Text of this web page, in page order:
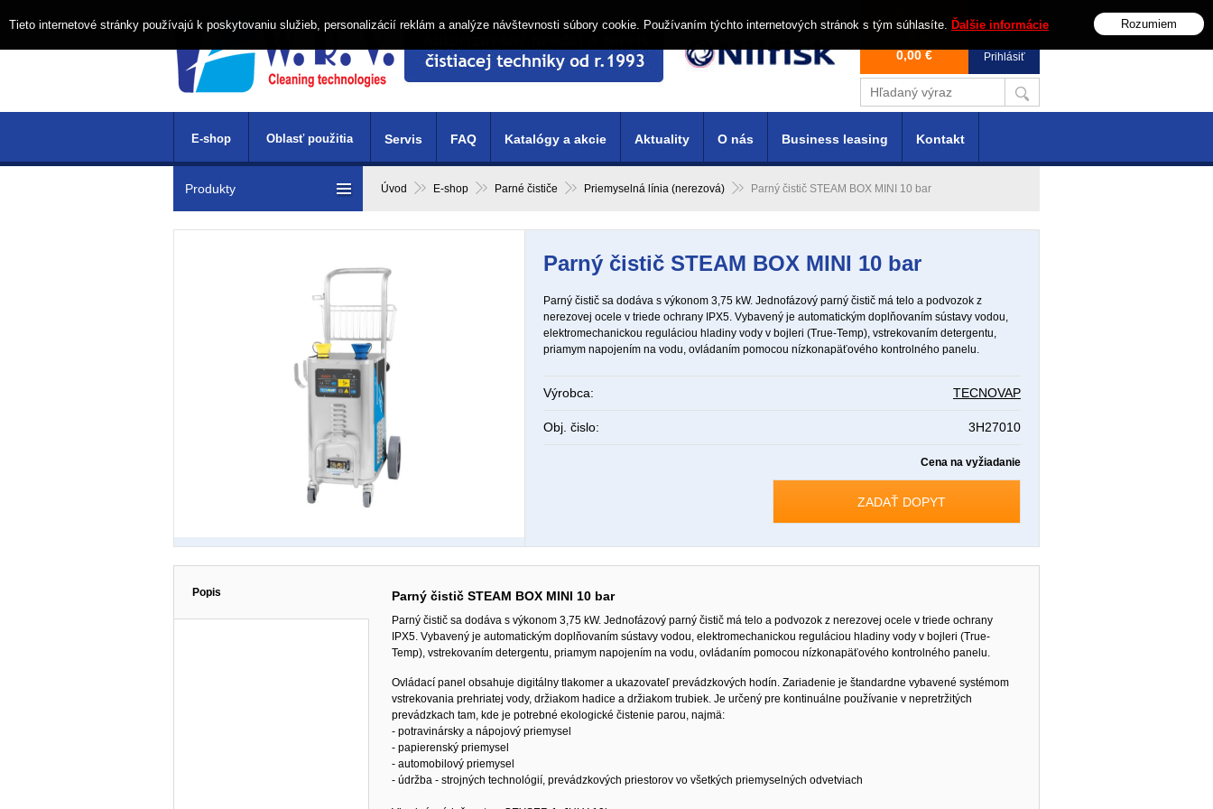
Prihlásiť
0,00 €
Úvod E-shop Parné čističe Priemyselná línia (nerezová) Parný čistič STEAM BOX MINI 10 bar
Parný čistič STEAM BOX MINI 10 bar
Parný čistič sa dodáva s výkonom 3,75 kW. Jednofázový parný čistič má telo a podvozok z
nerezovej ocele v triede ochrany IPX5. Vybavený je automatickým doplňovaním sústavy vodou,
elektromechanickou reguláciou hladiny vody v bojleri (True-Temp), vstrekovaním detergentu,
priamym napojením na vodu, ovládaním pomocou nízkonapäťového kontrolného panelu.
Výrobca: TECNOVAP
Obj. čislo: 3H27010
Cena na vyžiadanie
ZADAŤ DOPYT
Popis Parný čistič STEAM BOX MINI 10 bar
Parný čistič sa dodáva s výkonom 3,75 kW. Jednofázový parný čistič má telo a podvozok z nerezovej ocele v triede ochrany
IPX5. Vybavený je automatickým doplňovaním sústavy vodou, elektromechanickou reguláciou hladiny vody v bojleri (True-
Temp), vstrekovaním detergentu, priamym napojením na vodu, ovládaním pomocou nízkonapäťového kontrolného panelu.
Ovládací panel obsahuje digitálny tlakomer a ukazovateľ prevádzkových hodín. Zariadenie je štandardne vybavené systémom
vstrekovania prehriatej vody, držiakom hadice a držiakom trubiek. Je určený pre kontinuálne používanie v nepretržitých
prevádzkach tam, kde je potrebné ekologické čistenie parou, najmä:
- potravinársky a nápojový priemysel
- papierenský priemysel
- automobilový priemysel
- údržba - strojných technológií, prevádzkových priestorov vo všetkých priemyselných odvetviach
Produkty
E-shop Oblasť použitia Servis FAQ Katalógy a akcie Aktuality O nás Business leasing Kontakt
Tieto internetové stránky používajú k poskytovaniu služieb, personalizácií reklám a analýze návštevnosti súbory cookie. Používaním týchto internetových stránok s tým súhlasíte. Ďalšie informácie Rozumiem